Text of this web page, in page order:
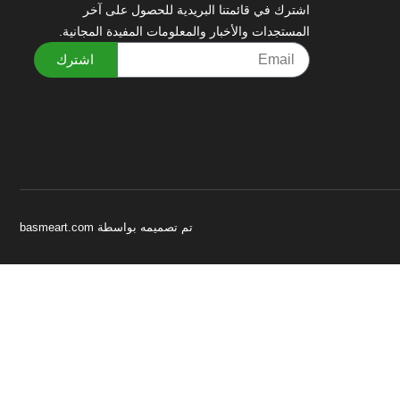
اشترك في قائمتنا البريدية للحصول على آخر
المستجدات والأخبار والمعلومات المفيدة المجانية.
اشترك
تم تصميمه بواسطة basmeart.com